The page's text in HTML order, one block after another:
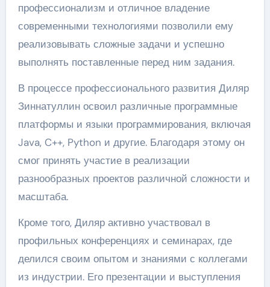
профессионализм и отличное владение
современными технологиями позволили ему
реализовывать сложные задачи и успешно
выполнять поставленные перед ним задания.
В процессе профессионального развития Диляр
Зиннатуллин освоил различные программные
платформы и языки программирования, включая
Java, C++, Python и другие. Благодаря этому он
смог принять участие в реализации
разнообразных проектов различной сложности и
масштаба.
Кроме того, Диляр активно участвовал в
профильных конференциях и семинарах, где
делился своим опытом и знаниями с коллегами
из индустрии. Его презентации и выступления